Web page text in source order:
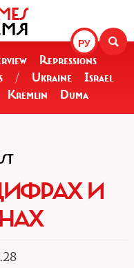
РУ
Repressions
/ Ukraine
Israel
Kremlin Duma
И